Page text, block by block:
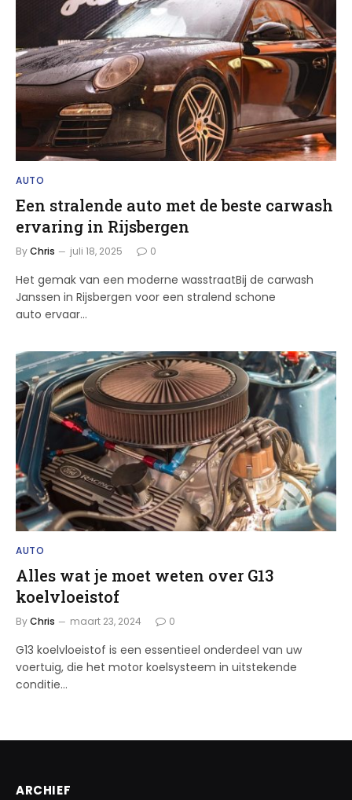
AUTO
Een stralende auto met de beste carwash
ervaring in Rijsbergen
ByChris juli 18, 2025 0
Het gemak van een moderne wasstraatBij de carwash
Janssen in Rijsbergen voor een stralend schone
auto ervaar…
AUTO
Alles wat je moet weten over G13
koelvloeistof
ByChris maart 23, 2024 0
G13 koelvloeistof is een essentieel onderdeel van uw
voertuig, die het motor koelsysteem in uitstekende
conditie…
ARCHIEF